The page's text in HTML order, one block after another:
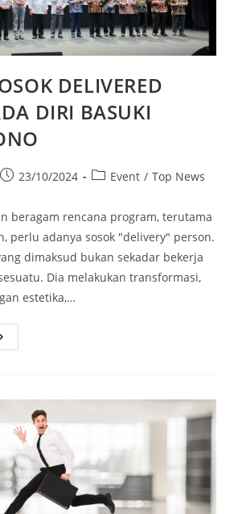
DELIVERED
DIRI BASUKI
23/10/2024 Event / Top News
beragam rencana program, terutama
perlu adanya sosok "delivery" person.
dimaksud bukan sekadar bekerja
Dia melakukan transformasi,
estetika,…